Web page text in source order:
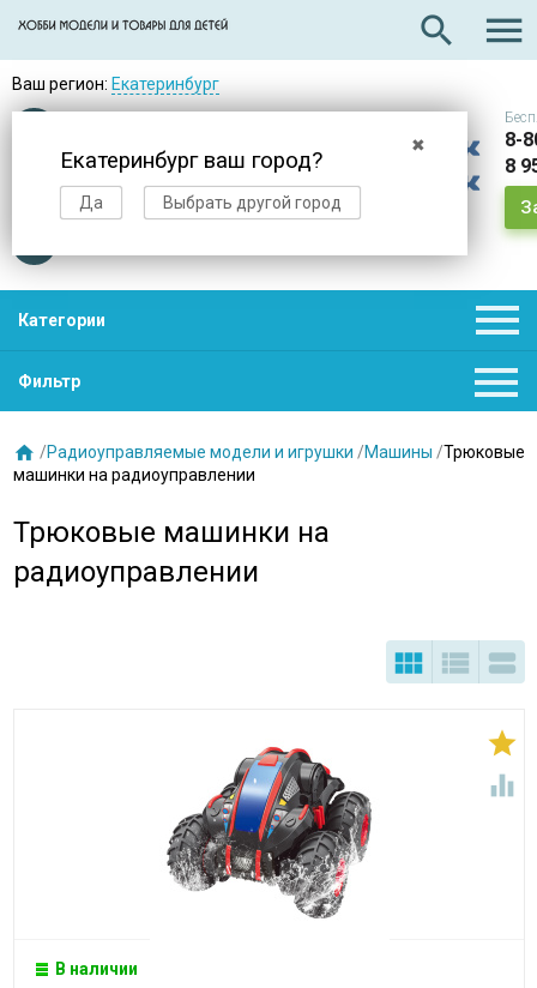
search 
Ваш регион: Екатеринбург
✖
Екатеринбург ваш город?
Да Выбрать другой город
Доставкав день заказа
8-
8
Категории 
Фильтр 
 /Радиоуправляемые модели и игрушки /Машины /Трюковые
машинки на радиоуправлении
Трюковые машинки на
радиоуправлении
  


В наличии